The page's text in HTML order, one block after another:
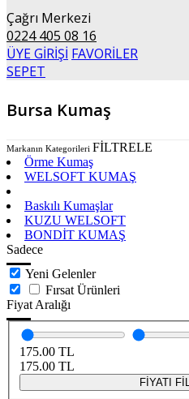
Çağrı Merkezi
0224 405 08 16
ÜYE GİRİŞİ FAVORİLER
SEPET
Bursa Kumaş
Markanın Kategorileri FİLTRELE
Örme Kumaş
WELSOFT KUMAŞ
Baskılı Kumaşlar
KUZU WELSOFT
BONDİT KUMAŞ
Sadece
Yeni Gelenler
Fırsat Ürünleri
Fiyat Aralığı
175.00 TL
175.00 TL
FİYATI